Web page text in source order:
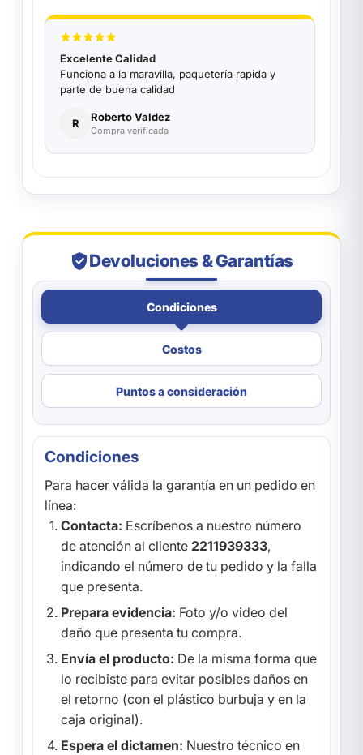
Excelente Calidad
Funciona a la maravilla, paquetería rapida y
parte de buena calidad
R
Roberto Valdez
Compra verificada
Devoluciones & Garantías
Condiciones
Costos
Puntos a consideración
Condiciones
Para hacer válida la garantía en un pedido en
línea:
Contacta: Escríbenos a nuestro número
de atención al cliente 2211939333,
indicando el número de tu pedido y la falla
que presenta.
Prepara evidencia: Foto y/o video del
daño que presenta tu compra.
Envía el producto: De la misma forma que
lo recibiste para evitar posibles daños en
el retorno (con el plástico burbuja y en la
caja original).
Espera el dictamen: Nuestro técnico en